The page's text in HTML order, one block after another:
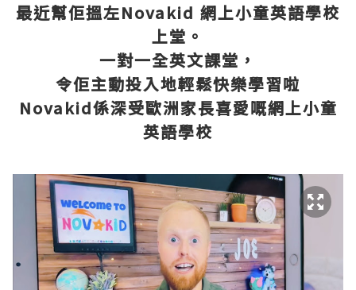
最近幫佢搵左Novakid 網上小童英語學校
上堂。
一對一全英文課堂，
令佢主動投入地輕鬆快樂學習啦
Novakid係深受歐洲家長喜愛嘅網上小童
英語學校